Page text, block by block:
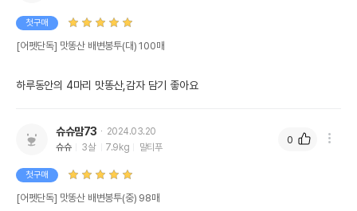
품명 및 모델명 [어펫단독] 맛똥산 배변봉투 소/중/대 3종
받았음을 확인할수 있는
상품상세설명 참조
제조국 또는 원산지 중국
제조자,수입품의 경우
수입자를 함께 표기
AS책임자와 전화번호
첫구매
[어펫단독] 맛똥산 배변봉투(대) 100매
하루동안의 4마리 맛똥산,감자 담기 좋아요
슈슈맘73
2024.03.20
슈슈
3살 7.9kg 말티푸
첫구매
[어펫단독] 맛똥산 배변봉투(중) 98매
0